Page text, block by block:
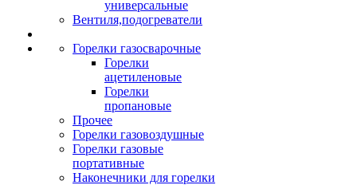
универсальные
Вентиля,подогреватели
Горелки газосварочные
Горелки
ацетиленовые
Горелки
пропановые
Прочее
Горелки газовоздушные
Горелки газовые
портативные
Наконечники для горелки